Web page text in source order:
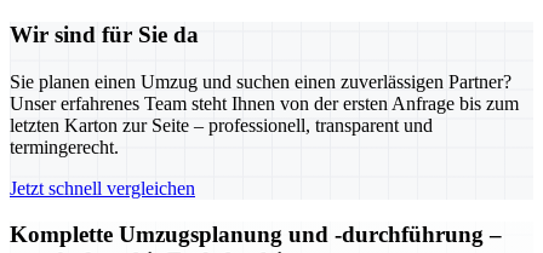
Wir sind für Sie da
Sie planen einen Umzug und suchen einen zuverlässigen Partner?
Unser erfahrenes Team steht Ihnen von der ersten Anfrage bis zum
letzten Karton zur Seite – professionell, transparent und
termingerecht.
Jetzt schnell vergleichen
Komplette Umzugsplanung und -durchführung –